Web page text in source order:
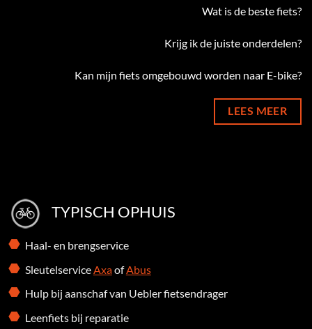
Wat is de beste fiets?
Krijg ik de juiste onderdelen?
Kan mijn fiets omgebouwd worden naar E-bike?
LEES MEER
TYPISCH OPHUIS
Haal- en brengservice
Sleutelservice AxaofAbus
Hulp bij aanschaf van Uebler fietsendrager
Leenfiets bij reparatie